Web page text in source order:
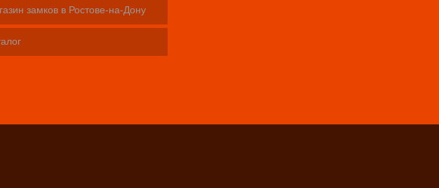
замков в Ростове-на-Дону